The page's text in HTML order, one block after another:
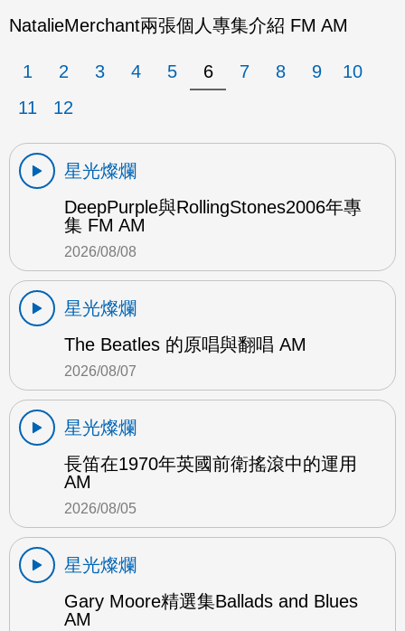
NatalieMerchant兩張個人專集介紹 FM AM
1 2 3 4 5 6 7 8 9
10
11
12
星光燦爛
DeepPurple與RollingStones2006年專
集 FM AM
2026/08/08
星光燦爛
The Beatles 的原唱與翻唱 AM
2026/08/07
星光燦爛
長笛在1970年英國前衛搖滾中的運用
AM
2026/08/05
星光燦爛
Gary Moore精選集Ballads and Blues
AM